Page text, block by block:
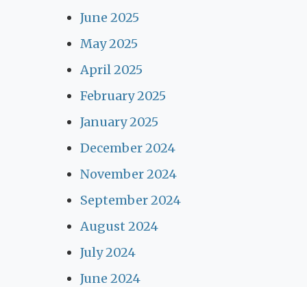
June 2025
May 2025
April 2025
February 2025
January 2025
December 2024
November 2024
September 2024
August 2024
July 2024
June 2024